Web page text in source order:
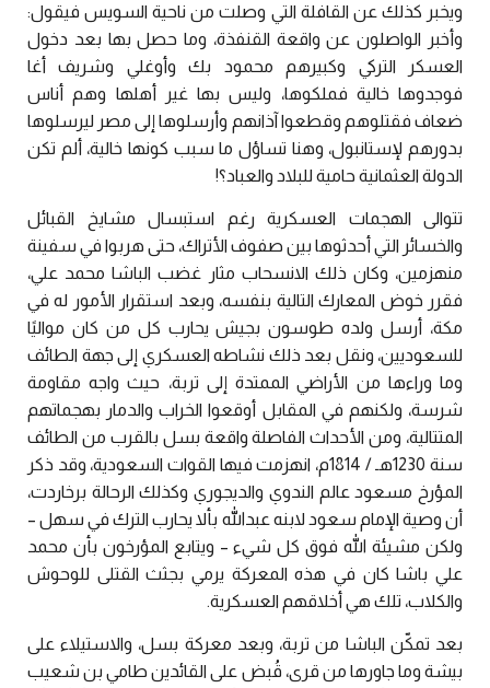
ويخبر كذلك عن القافلة التي وصلت من ناحية السويس فيقول:
وأخبر الواصلون عن واقعة القنفذة، وما حصل بها بعد دخول
العسكر التركي وكبيرهم محمود بك وأوغلي وشريف أغا
فوجدوها خالية فملكوها، وليس بها غير أهلها وهم أناس
ضعاف فقتلوهم وقطعوا آذانهم وأرسلوها إلى مصر ليرسلوها
بدورهم لإستانبول، وهنا تساؤل ما سبب كونها خالية، ألم تكن
الدولة العثمانية حامية للبلاد والعباد؟!
تتوالى الهجمات العسكرية رغم استبسال مشايخ القبائل
والخسائر التي أحدثوها بين صفوف الأتراك، حتى هربوا في سفينة
منهزمين، وكان ذلك الانسحاب مثار غضب الباشا محمد علي،
فقرر خوض المعارك التالية بنفسه، وبعد استقرار الأمور له في
مكة، أرسل ولده طوسون بجيش يحارب كل من كان مواليًا
للسعوديين، ونقل بعد ذلك نشاطه العسكري إلى جهة الطائف
وما وراءها من الأراضي الممتدة إلى تربة، حيث واجه مقاومة
شرسة، ولكنهم في المقابل أوقعوا الخراب والدمار بهجماتهم
المتتالية، ومن الأحداث الفاصلة واقعة بسل بالقرب من الطائف
سنة 1230هـ / 1814م، انهزمت فيها القوات السعودية، وقد ذكر
المؤرخ مسعود عالم الندوي والديجوري وكذلك الرحالة برخاردت،
أن وصية الإمام سعود لابنه عبدالله بألا يحارب الترك في سهل –
ولكن مشيئة الله فوق كل شيء – ويتابع المؤرخون بأن محمد
علي باشا كان في هذه المعركة يرمي بجثث القتلى للوحوش
والكلاب، تلك هي أخلاقهم العسكرية.
بعد تمكّن الباشا من تربة، وبعد معركة بسل، والاستيلاء على
بيشة وما جاورها من قرى، قُبض على القائدين طامي بن شعيب